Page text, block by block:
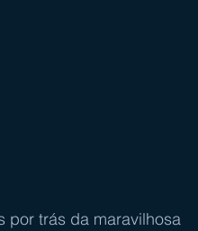
por trás da maravilhosa